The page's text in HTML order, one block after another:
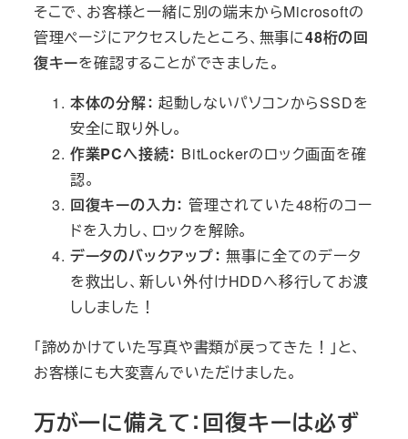
そこで、お客様と一緒に別の端末からMicrosoftの
管理ページにアクセスしたところ、無事に48桁の回
復キーを確認することができました。
本体の分解： 起動しないパソコンからSSDを
安全に取り外し。
作業PCへ接続： BitLockerのロック画面を確
認。
回復キーの入力： 管理されていた48桁のコー
ドを入力し、ロックを解除。
データのバックアップ： 無事に全てのデータ
を救出し、新しい外付けHDDへ移行してお渡
ししました！
「諦めかけていた写真や書類が戻ってきた！」と、
お客様にも大変喜んでいただけました。
万が一に備えて：回復キーは必ず